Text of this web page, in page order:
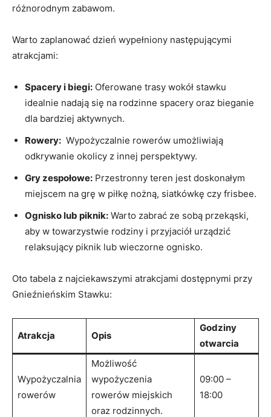
różnorodnym zabawom.
Warto zaplanować dzień wypełniony ​następującymi
atrakcjami:
Spacery i biegi: Oferowane trasy wokół⁣ stawku
idealnie ​nadają się ‌na​ rodzinne spacery oraz bieganie
dla bardziej aktywnych.
Rowery: ‍ Wypożyczalnie rowerów ⁤umożliwiają⁤
odkrywanie okolicy z innej perspektywy.
Gry zespołowe: Przestronny⁣ teren ​jest doskonałym
⁣miejscem na grę ‌w ⁤piłkę nożną, siatkówkę czy frisbee.
Ognisko‌ lub piknik: Warto ⁢zabrać ⁤ze sobą przekąski,⁢
aby w towarzystwie⁣ rodziny i przyjaciół ⁢urządzić
relaksujący piknik‍ lub wieczorne ognisko.
Oto ‌tabela z najciekawszymi ‌atrakcjami ⁣dostępnymi ‍przy
Gnieźnieńskim Stawku:
Atrakcja Opis
Godziny
otwarcia
Wypożyczalnia
‍rowerów
Możliwość
wypożyczenia
rowerów miejskich
oraz rodzinnych.
09:00 –
18:00